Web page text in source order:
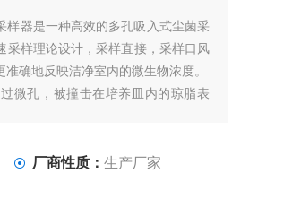
样器是一种高效的多孔吸入式尘菌采
采样理论设计，采样直接，采样口风
确地反映洁净室内的微生物浓度。
孔，被撞击在培养皿内的琼脂表
厂商性质： 生产厂家